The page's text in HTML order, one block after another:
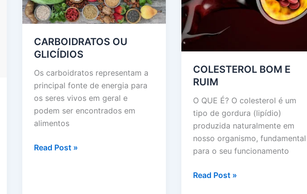
CARBOIDRATOS OU
GLICÍDIOS
Os carboidratos representam a
principal fonte de energia para
os seres vivos em geral e
podem ser encontrados em
alimentos
CARBOIDRATOS
Read Post »
COLESTEROL BOM E
RUIM
O QUE É? O colesterol é um
tipo de gordura (lipídio)
produzida naturalmente em
nosso organismo, fundamental
para o seu funcionamento
COLESTEROL
Read Post »